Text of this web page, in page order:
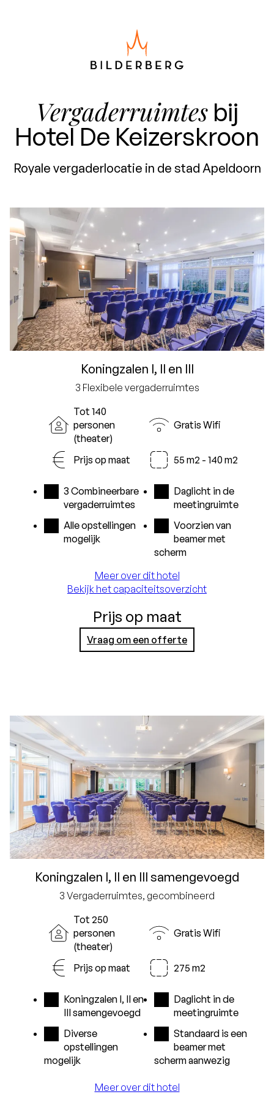
Vergaderruimtesbij
Hotel De Keizerskroon
Royale vergaderlocatie in de stad Apeldoorn
Koningzalen I, II en III
3 Flexibele vergaderruimtes
Tot 140
personen
(theater)
Gratis Wifi
Prijs op maat 55 m2 - 140 m2
3 Combineerbare
vergaderruimtes
Alle opstellingen
mogelijk
Daglicht in de
meetingruimte
Voorzien van
beamer met
scherm
Meer over dit hotel
Bekijk het capaciteitsoverzicht
Prijs op maat
Vraag om een offerte
Koningzalen I, II en III samengevoegd
3 Vergaderruimtes, gecombineerd
Tot 250
personen
(theater)
Gratis Wifi
Prijs op maat 275 m2
Koningzalen I, II en
III samengevoegd
Diverse
opstellingen
mogelijk
Daglicht in de
meetingruimte
Standaard is een
beamer met
scherm aanwezig
Meer over dit hotel